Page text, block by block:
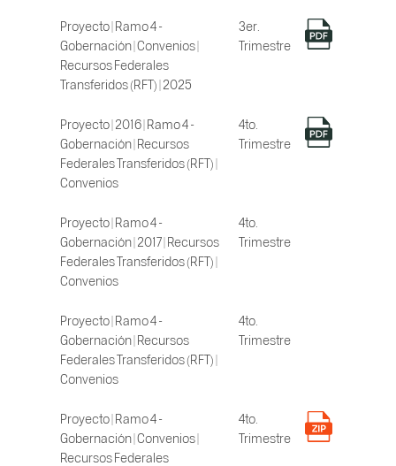
Proyecto | Ramo 4 -
Gobernación | Convenios |
Recursos Federales
Transferidos (RFT) | 2025
3er.
Trimestre
Proyecto | 2016 | Ramo 4 -
Gobernación | Recursos
Federales Transferidos (RFT) |
Convenios
4to.
Trimestre
Proyecto | Ramo 4 -
Gobernación | 2017 | Recursos
Federales Transferidos (RFT) |
Convenios
4to.
Trimestre
Proyecto | Ramo 4 -
Gobernación | Recursos
Federales Transferidos (RFT) |
Convenios
4to.
Trimestre
Proyecto | Ramo 4 -
Gobernación | Convenios |
Recursos Federales
4to.
Trimestre